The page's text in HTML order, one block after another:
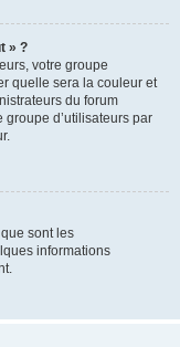
» ?
votre groupe
quelle sera la couleur et
du forum
d’utilisateurs par
sont les
informations